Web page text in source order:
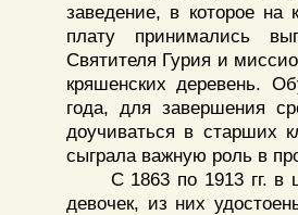
заведение, в которое на
плату принимались
Святителя Гурия и
кряшенских деревень.
года, для завершения
доучиваться в старших
сыграла важную роль в
С 1863 по 1913 гг. в
девочек, из них